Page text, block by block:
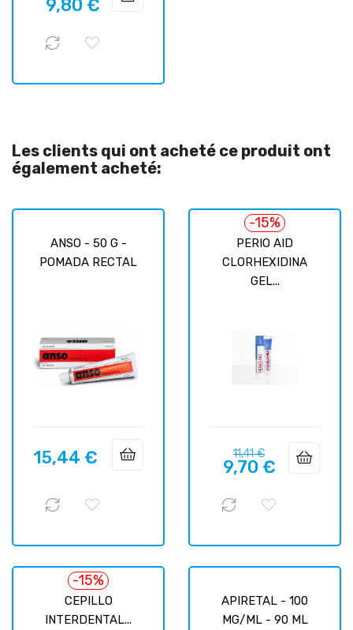
habituel
9,80 €
Les clients qui ont acheté ce produit ont
également acheté:
ANSO - 50 G -
POMADA RECTAL
Prix
15,44 €
PERIO AID
CLORHEXIDINA
GEL...
-15%
Prix
habituel
11,41 €Prix
9,70 €
CEPILLO
INTERDENTAL...
-15%
APIRETAL - 100
MG/ML - 90 ML